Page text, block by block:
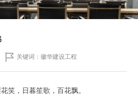
关键词：徽华建设工程
笑，日暮笙歌，百花飘。